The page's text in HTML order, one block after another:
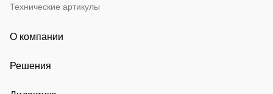
Технические артикулы
О компании
Решения